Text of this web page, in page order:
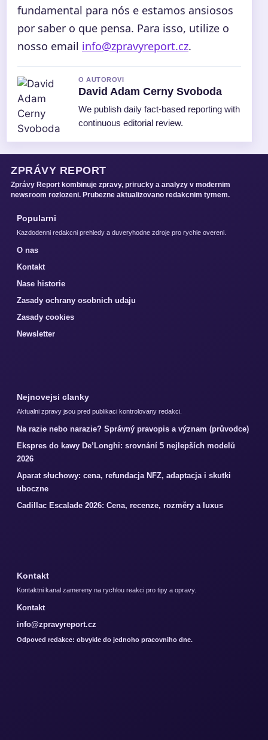
fundamental para nós e estamos ansiosos
por saber o que pensa. Para isso, utilize o
nosso email info@zpravyreport.cz.
O AUTOROVI
David Adam Cerny Svoboda
We publish daily fact-based reporting with
continuous editorial review.
ZPRÁVY REPORT
Zprávy Report kombinuje zpravy, prirucky a analyzy v modernim
newsroom rozlozeni. Prubezne aktualizovano redakcnim tymem.
Popularni
Kazdodenni redakcni prehledy a duveryhodne zdroje pro rychle overeni.
O nas
Kontakt
Nase historie
Zasady ochrany osobnich udaju
Zasady cookies
Newsletter
Nejnovejsi clanky
Aktualni zpravy jsou pred publikaci kontrolovany redakci.
Na razie nebo narazie? Správný pravopis a význam (průvodce)
Ekspres do kawy De’Longhi: srovnání 5 nejlepších modelů
2026
Aparat słuchowy: cena, refundacja NFZ, adaptacja i skutki
uboczne
Cadillac Escalade 2026: Cena, recenze, rozměry a luxus
Kontakt
Kontaktni kanal zamereny na rychlou reakci pro tipy a opravy.
Kontakt
info@zpravyreport.cz
Odpoved redakce: obvykle do jednoho pracovniho dne.